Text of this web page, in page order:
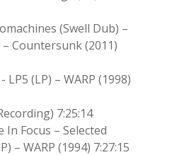
(Swell Dub) –
– Countersunk (2011)
(LP) – WARP (1998)
7:25:14
In Focus – Selected
– WARP (1994) 7:27:15